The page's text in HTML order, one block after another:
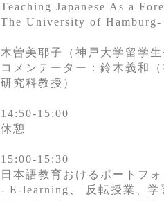
Teaching Japanese As a
The University of Hamburg‐
木曽美耶子（神戸大学留学
コメンテーター：鈴木義和
研究科教授）
14:50‐15:00
休憩
15:00‐15:30
日本語教育おけるポートフ
- E-learning、 反転授業、